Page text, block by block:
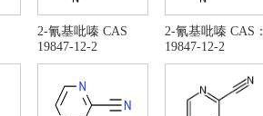
2-氰基吡嗪 CAS
19847-12-2
2-氰基吡嗪 CAS：
19847-12-2